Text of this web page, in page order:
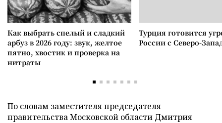
Как выбрать спелый и сладкий
арбуз в 2026 году: звук, желтое
пятно, хвостик и проверка на
нитраты
Турция готовится
России с Северо-
По словам заместителя председателя
правительства Московской области Дмитрия